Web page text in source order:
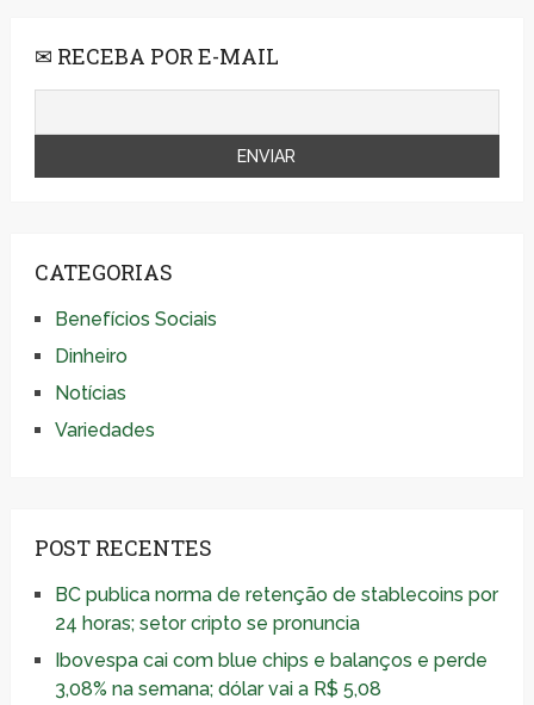
✉ RECEBA POR E-MAIL
CATEGORIAS
Benefícios Sociais
Dinheiro
Notícias
Variedades
POST RECENTES
BC publica norma de retenção de stablecoins por
24 horas; setor cripto se pronuncia
Ibovespa cai com blue chips e balanços e perde
3,08% na semana; dólar vai a R$ 5,08